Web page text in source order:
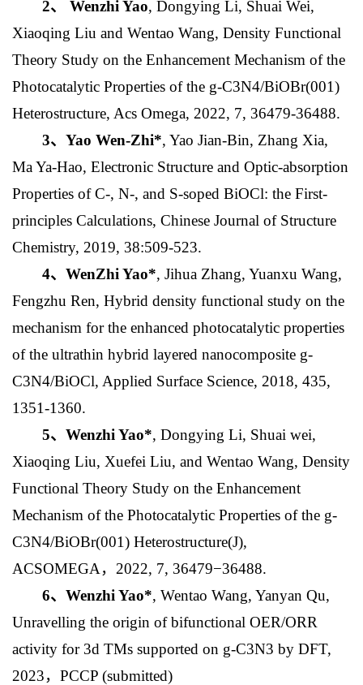
2、 Wenzhi Yao, Dongying Li, Shuai Wei,
Xiaoqing Liu and Wentao Wang, Density Functional
Theory Study on the Enhancement Mechanism of the
Photocatalytic Properties of the g‑C3N4/BiOBr(001)
Heterostructure, Acs Omega, 2022, 7, 36479-36488.
3、Yao Wen-Zhi*, Yao Jian-Bin, Zhang Xia,
Ma Ya-Hao, Electronic Structure and Optic-absorption
Properties of C-, N-, and S-soped BiOCl: the First-
principles Calculations, Chinese Journal of Structure
Chemistry, 2019, 38:509-523.
4、WenZhi Yao*, Jihua Zhang, Yuanxu Wang,
Fengzhu Ren, Hybrid density functional study on the
mechanism for the enhanced photocatalytic properties
of the ultrathin hybrid layered nanocomposite g-
C3N4/BiOCl, Applied Surface Science, 2018, 435,
1351-1360.
5、Wenzhi Yao*, Dongying Li, Shuai wei,
Xiaoqing Liu, Xuefei Liu, and Wentao Wang, Density
Functional Theory Study on the Enhancement
Mechanism of the Photocatalytic Properties of the g-
C3N4/BiOBr(001) Heterostructure(J),
ACSOMEGA，2022, 7, 36479−36488.
6、Wenzhi Yao*, Wentao Wang, Yanyan Qu,
Unravelling the origin of bifunctional OER/ORR
activity for 3d TMs supported on g-C3N3 by DFT,
2023，PCCP (submitted)